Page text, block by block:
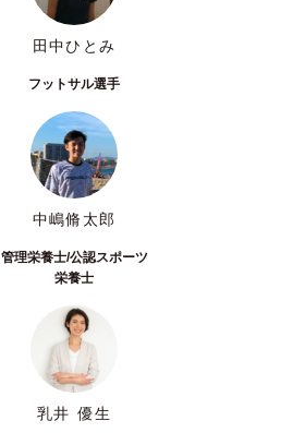
田中ひとみ
フットサル選手
中嶋脩太郎
管理栄養士/公認スポーツ
栄養士
乳井 優生